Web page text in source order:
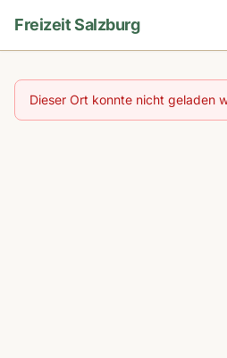
Freizeit Salzburg
Dieser Ort konnte nicht geladen